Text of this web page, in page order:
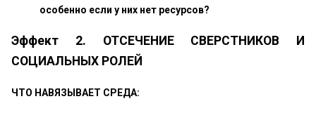
особенно если у них нет ресурcов?
Эффект 2. ОТСЕЧЕНИЕ СВЕРСТНИКОВ И
СОЦИАЛЬНЫХ РОЛЕЙ
ЧТО НАВЯЗЫВАЕТ СРЕДА: